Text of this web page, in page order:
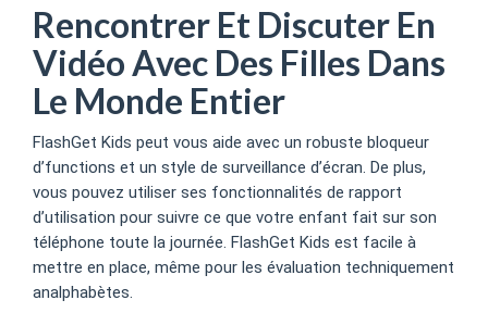
Rencontrer Et Discuter En
Vidéo Avec Des Filles Dans
Le Monde Entier
FlashGet Kids peut vous aide avec un robuste bloqueur
d’functions et un style de surveillance d’écran. De plus,
vous pouvez utiliser ses fonctionnalités de rapport
d’utilisation pour suivre ce que votre enfant fait sur son
téléphone toute la journée. FlashGet Kids est facile à
mettre en place, même pour les évaluation techniquement
analphabètes.